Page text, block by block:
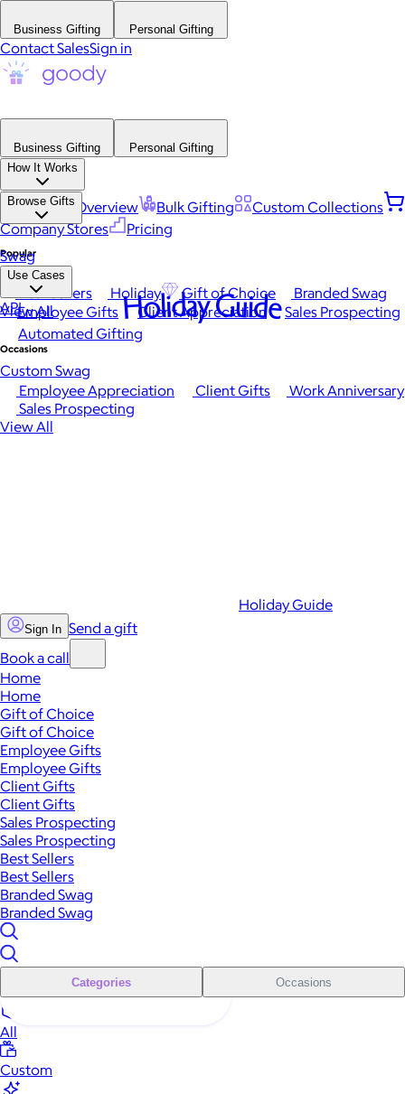
Business Gifting Personal Gifting
Contact SalesSign in
Business Gifting
Personal Gifting
How It Works
Platform Overview Bulk Gifting
Custom Collections
Company Stores
Pricing
Browse Gifts
Popular
Best Sellers Holiday Gift of Choice
Branded Swag
View All
Occasions
Employee Appreciation Client Gifts
Work Anniversary
Sales Prospecting
View All
Swag
Use Cases
Employee Gifts Client Appreciation
Sales Prospecting
Automated Gifting
Custom Swag
API Holiday Guide
Holiday Guide
Sign In Send a gift
Book a call
Home
Home
Gift of Choice
Gift of Choice
Employee Gifts
Employee Gifts
Client Gifts
Client Gifts
Sales Prospecting
Sales Prospecting
Best Sellers
Best Sellers
Branded Swag
Branded Swag
Categories Occasions
All
Custom